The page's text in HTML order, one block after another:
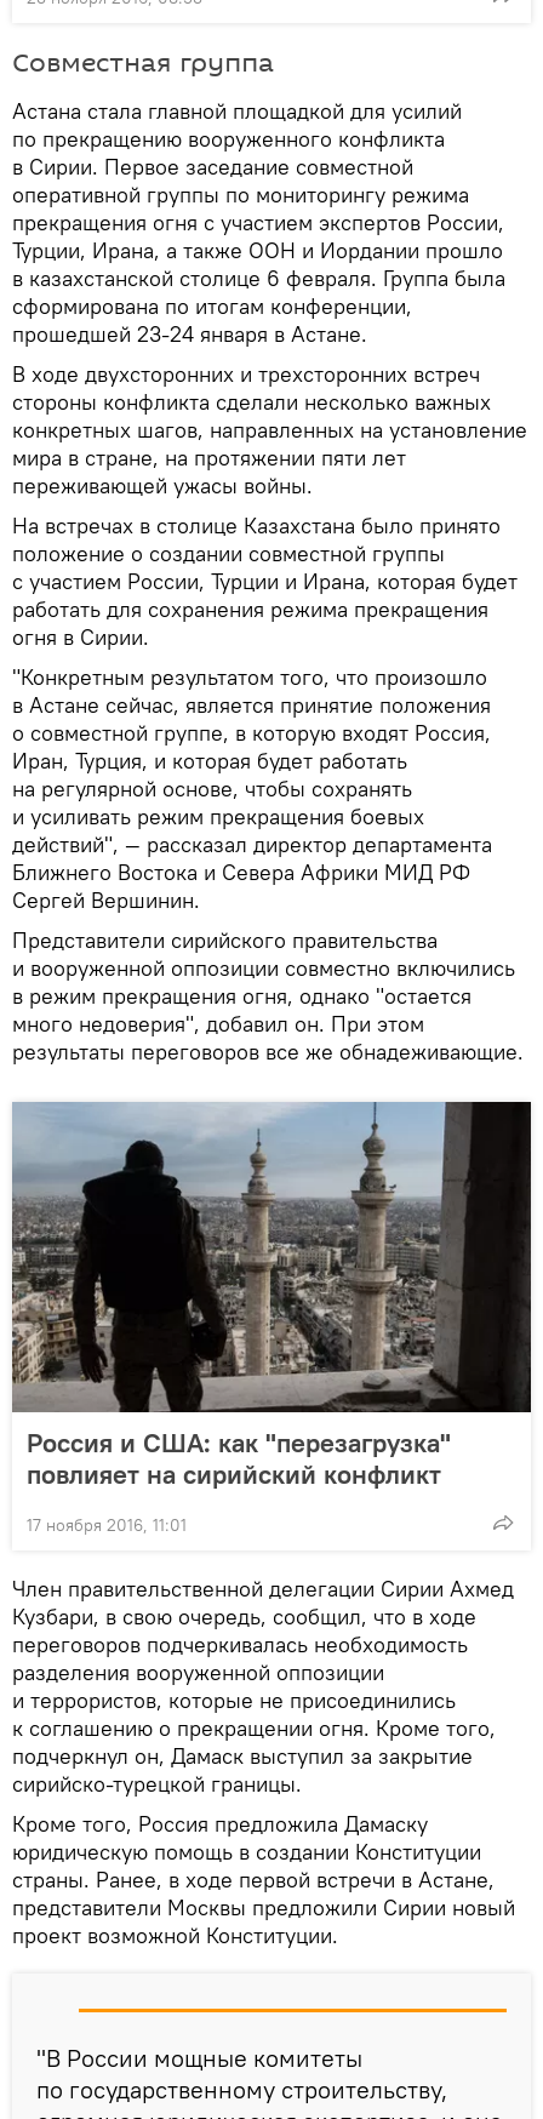
Совместная группа
Астана стала главной площадкой для усилий
по прекращению вооруженного конфликта
в Сирии. Первое заседание совместной
оперативной группы по мониторингу режима
прекращения огня с участием экспертов России,
Турции, Ирана, а также ООН и Иордании прошло
в казахстанской столице 6 февраля. Группа была
сформирована по итогам конференции,
прошедшей 23-24 января в Астане.
В ходе двухсторонних и трехсторонних встреч
стороны конфликта сделали несколько важных
конкретных шагов, направленных на установление
мира в стране, на протяжении пяти лет
переживающей ужасы войны.
На встречах в столице Казахстана было принято
положение о создании совместной группы
с участием России, Турции и Ирана, которая будет
работать для сохранения режима прекращения
огня в Сирии.
"Конкретным результатом того, что произошло
в Астане сейчас, является принятие положения
о совместной группе, в которую входят Россия,
Иран, Турция, и которая будет работать
на регулярной основе, чтобы сохранять
и усиливать режим прекращения боевых
действий", — рассказал директор департамента
Ближнего Востока и Севера Африки МИД РФ
Сергей Вершинин.
Представители сирийского правительства
и вооруженной оппозиции совместно включились
в режим прекращения огня, однако "остается
много недоверия", добавил он. При этом
результаты переговоров все же обнадеживающие.
Россия и США: как "перезагрузка"
повлияет на сирийский конфликт
17 ноября 2016, 11:01
Член правительственной делегации Сирии Ахмед
Кузбари, в свою очередь, сообщил, что в ходе
переговоров подчеркивалась необходимость
разделения вооруженной оппозиции
и террористов, которые не присоединились
к соглашению о прекращении огня. Кроме того,
подчеркнул он, Дамаск выступил за закрытие
сирийско-турецкой границы.
Кроме того, Россия предложила Дамаску
юридическую помощь в создании Конституции
страны. Ранее, в ходе первой встречи в Астане,
представители Москвы предложили Сирии новый
проект возможной Конституции.
"В России мощные комитеты
по государственному строительству,